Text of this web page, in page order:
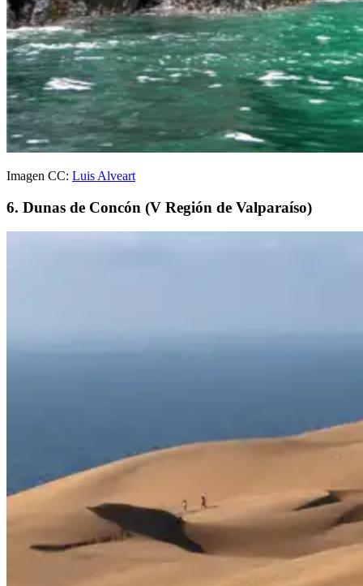
Imagen CC: Luis Alveart
6. Dunas de Concón (V Región de Valparaíso)